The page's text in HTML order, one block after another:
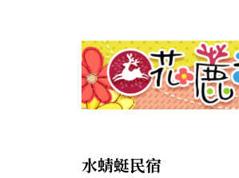
水蜻蜓民宿